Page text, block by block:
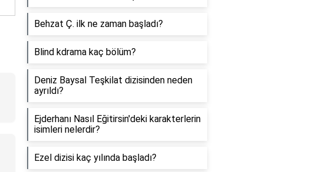
Behzat Ç. ilk ne zaman başladı?
Blind kdrama kaç bölüm?
Deniz Baysal Teşkilat dizisinden neden
ayrıldı?
Ejderhanı Nasıl Eğitirsin'deki karakterlerin
isimleri nelerdir?
Ezel dizisi kaç yılında başladı?